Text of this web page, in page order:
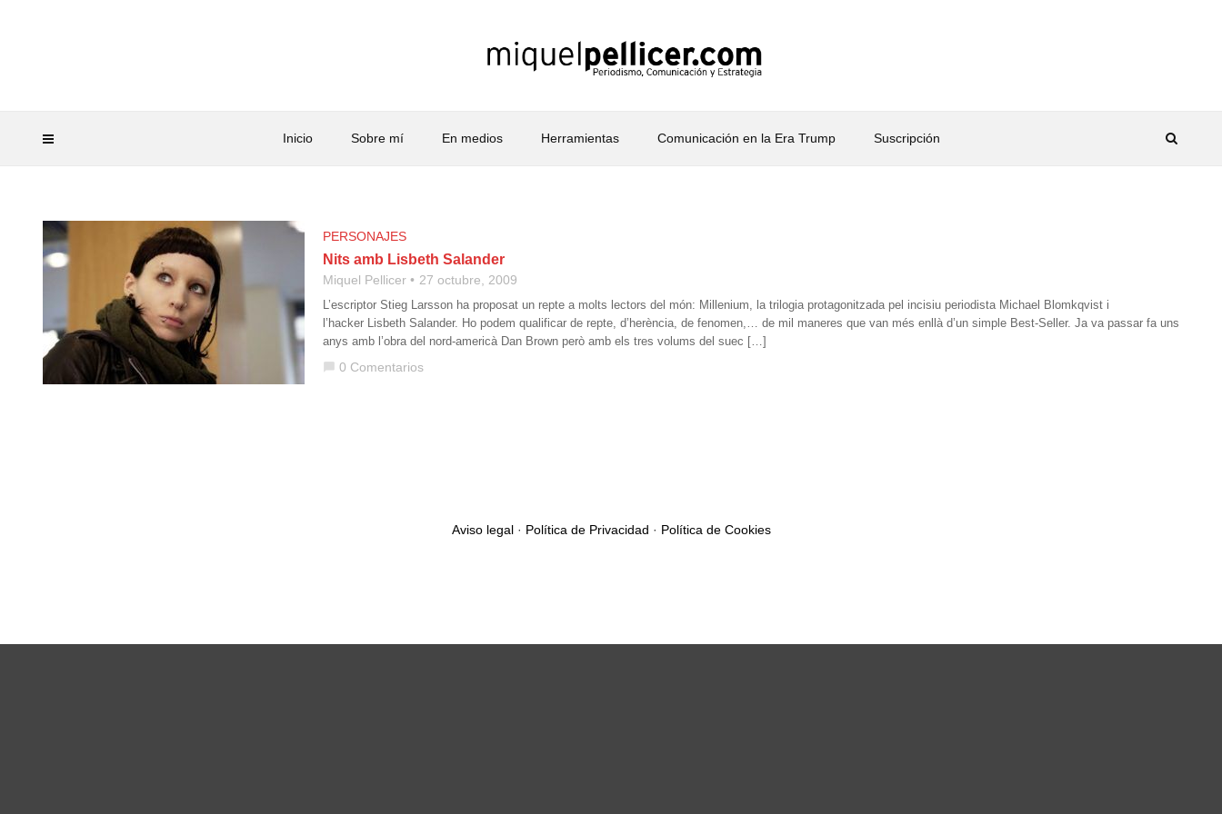
Inicio Sobre mí En medios Herramientas Comunicación en la Era Trump Suscripción
PERSONAJES
Nits amb Lisbeth Salander
Miquel Pellicer 27 octubre, 2009
L’escriptor Stieg Larsson ha proposat un repte a molts lectors del món: Millenium, la trilogia protagonitzada pel incisiu periodista Michael Blomkqvist i
l’hacker Lisbeth Salander. Ho podem qualificar de repte, d’herència, de fenomen,… de mil maneres que van més enllà d’un simple Best-Seller. Ja va passar fa uns
anys amb l’obra del nord-americà Dan Brown però amb els tres volums del suec […]
chat_bubble 0 Comentarios
Aviso legal· Política de Privacidad · Política de Cookies